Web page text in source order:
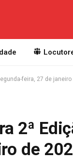
feira, 27 de janeiro
2ª
de